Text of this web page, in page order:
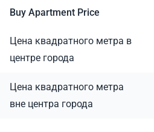
Buy Apartment Price
Цена квадратного метра в
центре города
Цена квадратного метра
вне центра города